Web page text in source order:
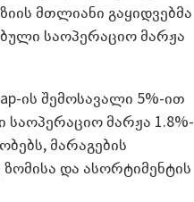
მთლიანი გაყიდვებმა
საოპერაციო მარჟა
ის შემოსავალი 5%-ით
მარჟა 1.8%-
მარაგების
და ასორტიმენტის